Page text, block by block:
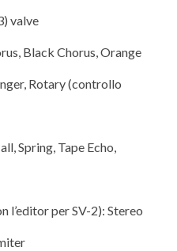
valve
Black Chorus, Orange
Rotary (controllo
Spring, Tape Echo,
l’editor per SV-2): Stereo